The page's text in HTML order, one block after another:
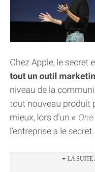
Chez Apple, le secret
tout un outil
niveau de la
tout nouveau produit
mieux, lors d’un
l’entreprise a le secret.